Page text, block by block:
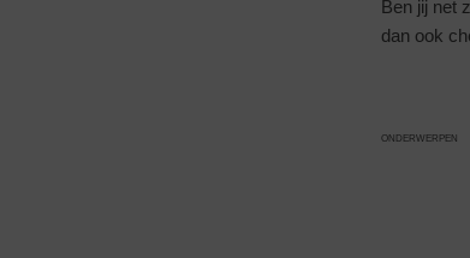
Ben jij net
dan ook
ONDERWERPEN